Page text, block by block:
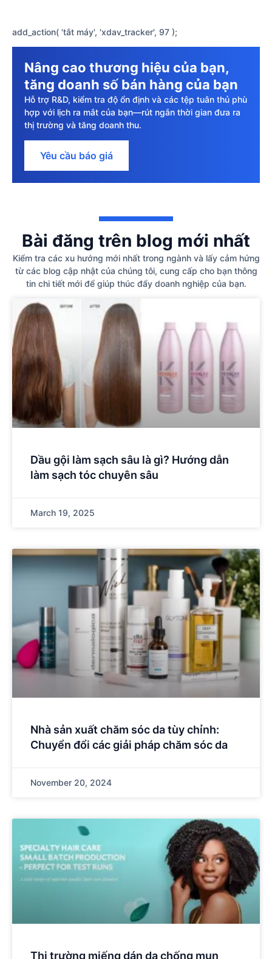
add_action( 'tắt máy', 'xdav_tracker', 97 );
Nâng cao thương hiệu của bạn,
tăng doanh số bán hàng của bạn
Hỗ trợ R&D, kiểm tra độ ổn định và các tệp tuân thủ phù
hợp với lịch ra mắt của bạn—rút ngắn thời gian đưa ra
thị trường và tăng doanh thu.
Yêu cầu báo giá
Bài đăng trên blog mới nhất
Kiểm tra các xu hướng mới nhất trong ngành và lấy cảm hứng
từ các blog cập nhật của chúng tôi, cung cấp cho bạn thông
tin chi tiết mới để giúp thúc đẩy doanh nghiệp của bạn.
Dầu gội làm sạch sâu là gì? Hướng dẫn
làm sạch tóc chuyên sâu
March 19, 2025
Nhà sản xuất chăm sóc da tùy chỉnh:
Chuyển đổi các giải pháp chăm sóc da
November 20, 2024
Thị trường miếng dán da chống mụn